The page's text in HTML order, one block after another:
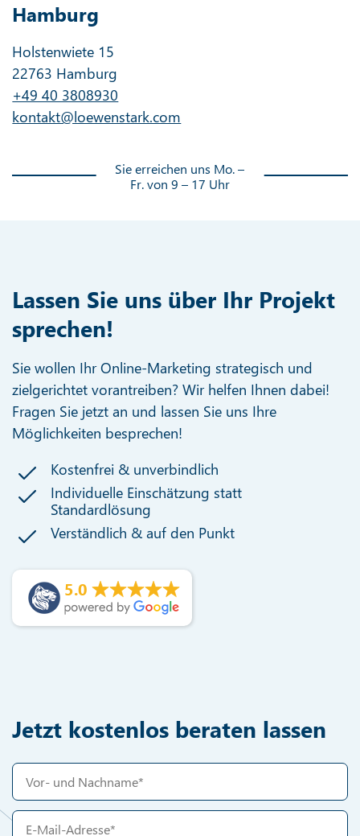
Hamburg
Holstenwiete 15
22763 Hamburg
+49 40 3808930
kontakt@loewenstark.com
Sie erreichen uns Mo. –
Fr. von 9 – 17 Uhr
Lassen Sie uns über Ihr Projekt
sprechen!
Sie wollen Ihr Online-Marketing strategisch und
zielgerichtet vorantreiben? Wir helfen Ihnen dabei!
Fragen Sie jetzt an und lassen Sie uns Ihre
Möglichkeiten besprechen!
Kostenfrei & unverbindlich
Individuelle Einschätzung statt
Standardlösung
Verständlich & auf den Punkt
5.0
Jetzt kostenlos beraten lassen